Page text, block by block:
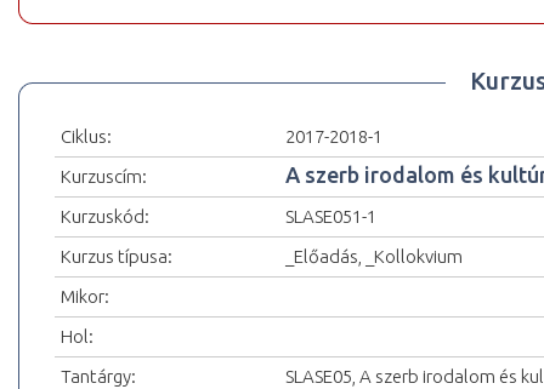
Ciklus:
2017-2018-1
Kurzuscím:
A szerb irodalom és
Kurzuskód:
SLASE051-1
Kurzus típusa:
_Előadás, _Kollokvium
Mikor:
Hol:
Tantárgy:
SLASE05, A szerb irodalom és